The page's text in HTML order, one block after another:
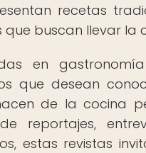
recetas
buscan llevar la
en
que desean
de la cocina
reportajes,
estas revistas